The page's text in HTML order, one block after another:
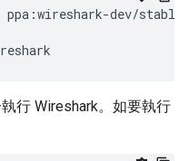
dev/stable
行 Wireshark。如要執行